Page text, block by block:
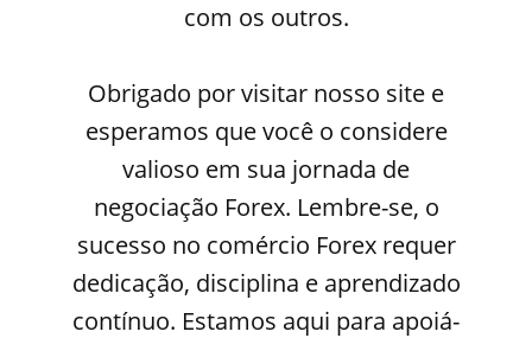
com os outros.
Obrigado por visitar nosso site e
esperamos que você o considere
valioso em sua jornada de
negociação Forex. Lembre-se, o
sucesso no comércio Forex requer
dedicação, disciplina e aprendizado
contínuo. Estamos aqui para apoiá-